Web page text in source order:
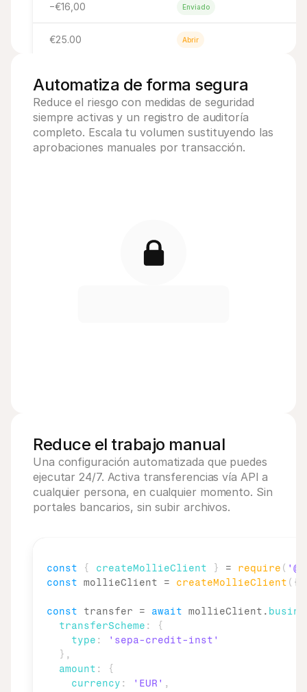
−€16,00 Enviado
€25.00 Abrir
Automatiza de forma segura
Reduce el riesgo con medidas de seguridad
siempre activas y un registro de auditoría
completo. Escala tu volumen sustituyendo las
aprobaciones manuales por transacción.
Reduce el trabajo manual
Una configuración automatizada que puedes
ejecutar 24/7. Activa transferencias vía API a
cualquier persona, en cualquier momento. Sin
portales bancarios, sin subir archivos.
const { createMollieClient } = require (
const mollieClient = createMollieClient ( {
const transfer = await mollieClient .
transferScheme :
{
type :
'sepa-credit-inst'
} ,
amount :
{
currency : 'EUR' ,